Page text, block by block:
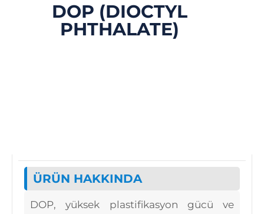
DOP (DIOCTYL
PHTHALATE)
ÜRÜN HAKKINDA
DOP, yüksek plastifikasyon gücü ve